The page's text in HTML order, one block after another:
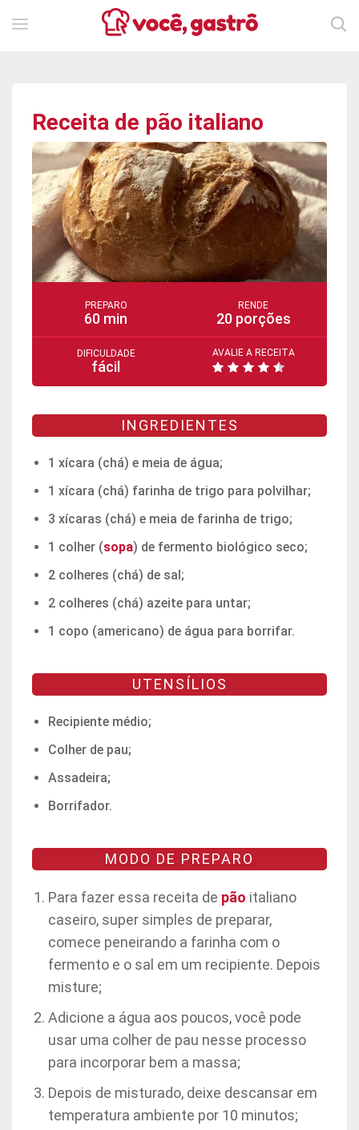
Receita de pão italiano
PREPARO
60 min
RENDE
20 porções
DIFICULDADE
fácil
AVALIE A RECEITA
INGREDIENTES
1 xícara (chá) e meia de água;
1 xícara (chá) farinha de trigo para polvilhar;
3 xícaras (chá) e meia de farinha de trigo;
1 colher (sopa) de fermento biológico seco;
2 colheres (chá) de sal;
2 colheres (chá) azeite para untar;
1 copo (americano) de água para borrifar.
UTENSÍLIOS
Recipiente médio;
Colher de pau;
Assadeira;
Borrifador.
MODO DE PREPARO
Para fazer essa receita de pão italiano
caseiro, super simples de preparar,
comece peneirando a farinha com o
fermento e o sal em um recipiente. Depois
misture;
Adicione a água aos poucos, você pode
usar uma colher de pau nesse processo
para incorporar bem a massa;
Depois de misturado, deixe descansar em
temperatura ambiente por 10 minutos;